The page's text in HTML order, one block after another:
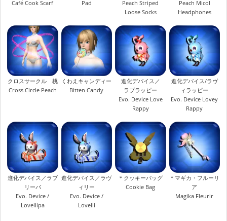
Café Cook Scarf
Pad
Peach Striped
Loose Socks
Peach Micol
Headphones
クロスサークル 桃
Cross Circle Peach
くわえキャンディー
Bitten Candy
進化デバイス／
ラブラッピー
Evo. Device Love
Rappy
進化デバイス/ラヴ
ィラッピー
Evo. Device Lovey
Rappy
進化デバイス／ラブ
リーパ
Evo. Device /
Lovellipa
進化デバイス／ラヴ
ィリー
Evo. Device /
Lovelli
＊クッキーバッグ
Cookie Bag
＊マギカ・フルーリ
ア
Magika Fleurir